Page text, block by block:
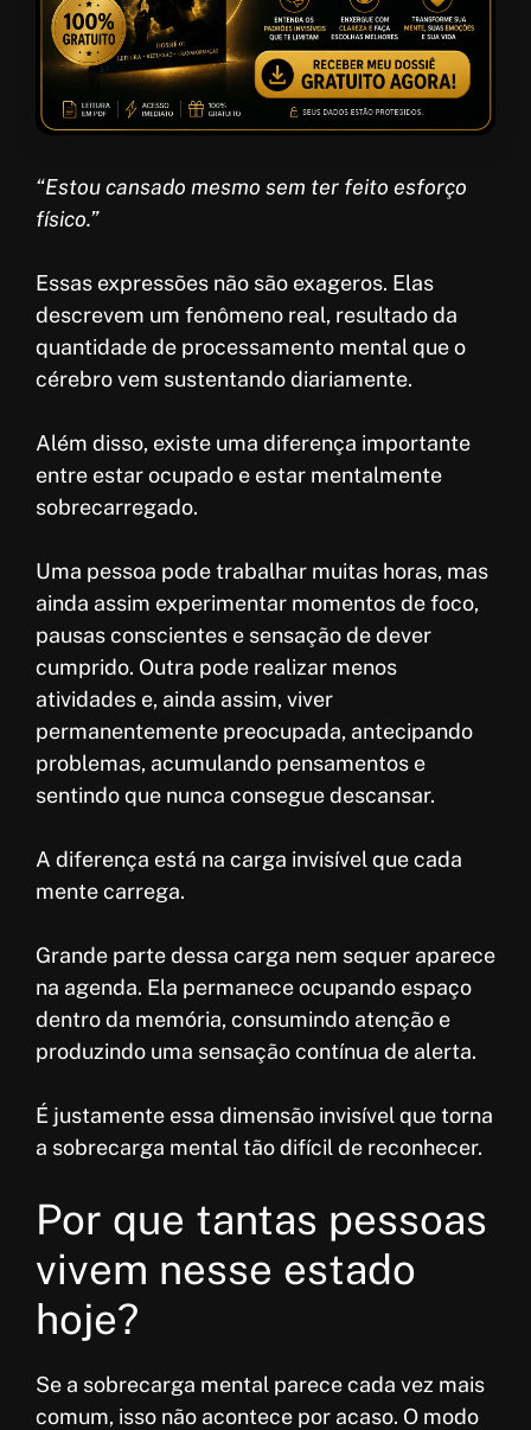
“Estou cansado mesmo sem ter feito esforço
físico.”
Essas expressões não são exageros. Elas
descrevem um fenômeno real, resultado da
quantidade de processamento mental que o
cérebro vem sustentando diariamente.
Além disso, existe uma diferença importante
entre estar ocupado e estar mentalmente
sobrecarregado.
Uma pessoa pode trabalhar muitas horas, mas
ainda assim experimentar momentos de foco,
pausas conscientes e sensação de dever
cumprido. Outra pode realizar menos
atividades e, ainda assim, viver
permanentemente preocupada, antecipando
problemas, acumulando pensamentos e
sentindo que nunca consegue descansar.
A diferença está na carga invisível que cada
mente carrega.
Grande parte dessa carga nem sequer aparece
na agenda. Ela permanece ocupando espaço
dentro da memória, consumindo atenção e
produzindo uma sensação contínua de alerta.
É justamente essa dimensão invisível que torna
a sobrecarga mental tão difícil de reconhecer.
Por que tantas pessoas
vivem nesse estado
hoje?
Se a sobrecarga mental parece cada vez mais
comum, isso não acontece por acaso. O modo